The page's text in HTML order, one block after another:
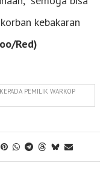
kebakaran
Red)
PEMILIK WARKOP